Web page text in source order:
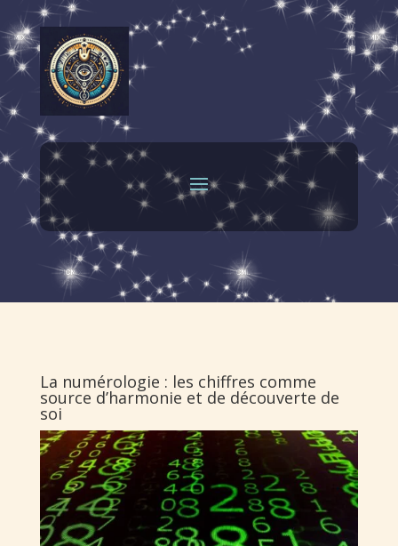
La numérologie : les chiffres comme
source d’harmonie et de découverte de
soi